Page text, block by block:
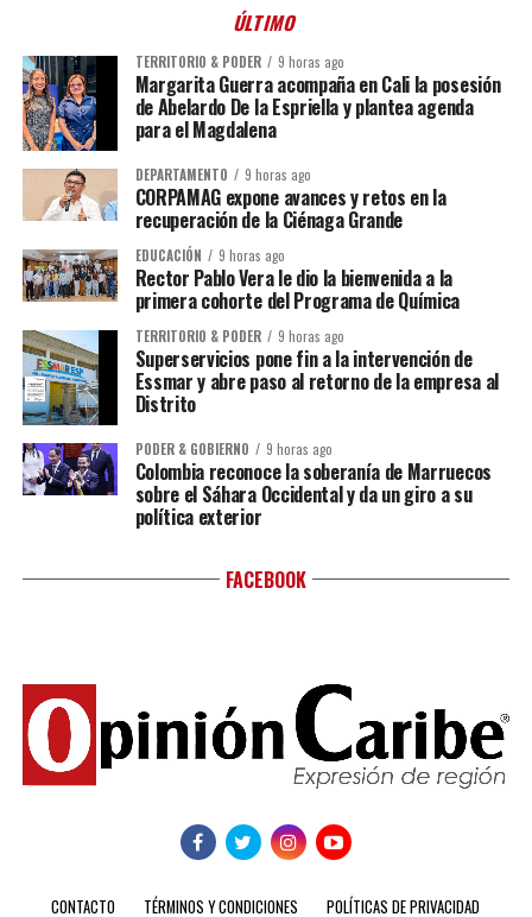
ÚLTIMO
TERRITORIO & PODER 9 horas ago
Margarita Guerra acompaña en Cali la posesión
de Abelardo De la Espriella y plantea agenda
para el Magdalena
DEPARTAMENTO 9 horas ago
CORPAMAG expone avances y retos en la
recuperación de la Ciénaga Grande
EDUCACIÓN 9 horas ago
Rector Pablo Vera le dio la bienvenida a la
primera cohorte del Programa de Química
TERRITORIO & PODER 9 horas ago
Superservicios pone fin a la intervención de
Essmar y abre paso al retorno de la empresa al
Distrito
PODER & GOBIERNO 9 horas ago
Colombia reconoce la soberanía de Marruecos
sobre el Sáhara Occidental y da un giro a su
política exterior
FACEBOOK
CONTACTO TÉRMINOS Y CONDICIONES POLÍTICAS DE PRIVACIDAD